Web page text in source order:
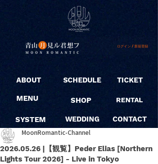
ログイン / 新規登録
ABOUT
MENU
SYSTEM
SCHEDULE
SHOP
WEDDING
TICKET
RENTAL
CONTACT
2026.05.26 |【観覧】Peder Elias [Northern
Lights Tour 2026] - Live in Tokyo
MoonRomantic-Channel